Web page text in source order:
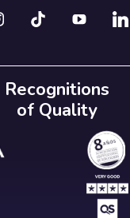
Recognitions
of Quality